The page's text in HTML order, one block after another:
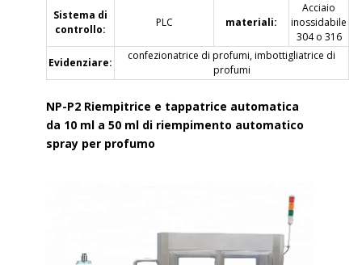
Sistema di
controllo:
PLC materiali:
Acciaio
inossidabile
304 o 316
Evidenziare:
confezionatrice di profumi, imbottigliatrice di
profumi
NP-P2 Riempitrice e tappatrice automatica
da 10 ml a 50 ml di riempimento automatico
spray per profumo